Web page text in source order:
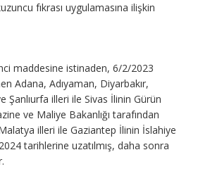
fıkrası uygulamasına ilişkin
maddesine istinaden, 6/2/2023
Adana, Adıyaman, Diyarbakır,
illeri ile Sivas İlinin Gürün
ve Maliye Bakanlığı tarafından
illeri ile Gaziantep İlinin İslahiye
tarihlerine uzatılmış, daha sonra